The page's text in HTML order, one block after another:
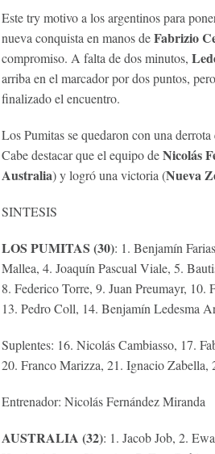
Este try motivo a los argentinos para
nueva conquista en manos deFabrizio
compromiso. A falta de dos minutos,
arriba en el marcador por dos puntos,
finalizado el encuentro.
Los Pumitas se quedaron con una
Cabe destacar que el equipo deNicolás
Australia) y logró una victoria (Nueva
SINTESIS
LOS PUMITAS (30): 1. Benjamín
Mallea, 4. Joaquín Pascual Viale, 5.
8. Federico Torre, 9. Juan Preumayr,
13. Pedro Coll, 14. Benjamín Ledesma
Suplentes: 16. Nicolás Cambiasso, 17.
20. Franco Marizza, 21. Ignacio
Entrenador: Nicolás Fernández Miranda
AUSTRALIA (32): 1. Jacob Job, 2.